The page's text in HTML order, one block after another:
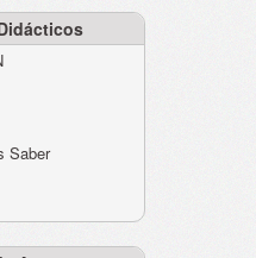
Saber